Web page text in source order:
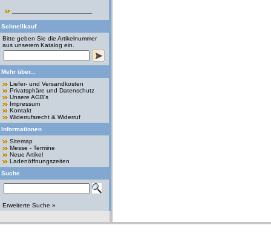
Schnellkauf
Bitte geben Sie die Artikelnummer
aus unserem Katalog ein.
Mehr über...
Liefer- und Versandkosten
Privatsphäre und Datenschutz
Unsere AGB's
Impressum
Kontakt
Widerrufsrecht & Widerruf
Informationen
Sitemap
Messe - Termine
Neue Artikel
Ladenöffnungszeiten
Suche
Erweiterte Suche »